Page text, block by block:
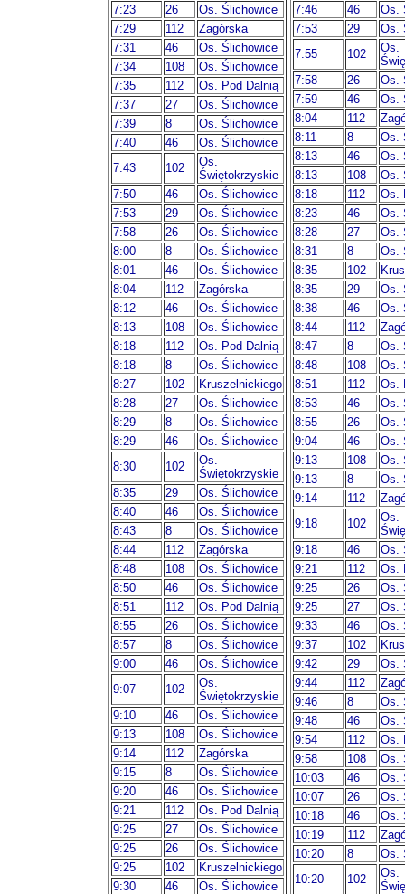
7:23
26
Os. Ślichowice
7:29
112
Zagórska
7:31
46
Os. Ślichowice
7:34
108
Os. Ślichowice
7:35
112
Os. Pod Dalnią
7:37
27
Os. Ślichowice
7:39
8
Os. Ślichowice
7:40
46
Os. Ślichowice
7:43
102
Os.
Świętokrzyskie
7:50
46
Os. Ślichowice
7:53
29
Os. Ślichowice
7:58
26
Os. Ślichowice
8:00
8
Os. Ślichowice
8:01
46
Os. Ślichowice
8:04
112
Zagórska
8:12
46
Os. Ślichowice
8:13
108
Os. Ślichowice
8:18
112
Os. Pod Dalnią
8:18
8
Os. Ślichowice
8:27
102
Kruszelnickiego
8:28
27
Os. Ślichowice
8:29
8
Os. Ślichowice
8:29
46
Os. Ślichowice
8:30
102
Os.
Świętokrzyskie
8:35
29
Os. Ślichowice
8:40
46
Os. Ślichowice
8:43
8
Os. Ślichowice
8:44
112
Zagórska
8:48
108
Os. Ślichowice
8:50
46
Os. Ślichowice
8:51
112
Os. Pod Dalnią
8:55
26
Os. Ślichowice
8:57
8
Os. Ślichowice
9:00
46
Os. Ślichowice
9:07
102
Os.
Świętokrzyskie
9:10
46
Os. Ślichowice
9:13
108
Os. Ślichowice
9:14
112
Zagórska
9:15
8
Os. Ślichowice
9:20
46
Os. Ślichowice
9:21
112
Os. Pod Dalnią
9:25
27
Os. Ślichowice
9:25
26
Os. Ślichowice
9:25
102
Kruszelnickiego
9:30
46
Os. Ślichowice
7:46
46
Os.
7:53
29
Os.
7:55
102
Os.
7:58
26
Os.
7:59
46
Os.
8:04
112
8:11
8
Os.
8:13
46
Os.
8:13
108
Os.
8:18
112
Os.
8:23
46
Os.
8:28
27
Os.
8:31
8
Os.
8:35
102
8:35
29
Os.
8:38
46
Os.
8:44
112
8:47
8
Os.
8:48
108
Os.
8:51
112
Os.
8:53
46
Os.
8:55
26
Os.
9:04
46
Os.
9:13
108
Os.
9:13
8
Os.
9:14
112
9:18
102
Os.
9:18
46
Os.
9:21
112
Os.
9:25
26
Os.
9:25
27
Os.
9:33
46
Os.
9:37
102
9:42
29
Os.
9:44
112
9:46
8
Os.
9:48
46
Os.
9:54
112
Os.
9:58
108
Os.
10:03
46
Os.
10:07
26
Os.
10:18
46
Os.
10:19
112
10:20
8
Os.
10:20
102
Os.